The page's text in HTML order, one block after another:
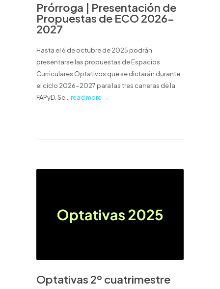
Prórroga | Presentación de
Propuestas de ECO 2026-
2027
Hasta el 6 de octubre de 2025 podrán
presentarse las propuestas de Espacios
Curriculares Optativos que se dictarán durante
el ciclo 2026-2027 para las tres carreras de la
FAPyD. Se...read more →
Optativas 2º cuatrimestre